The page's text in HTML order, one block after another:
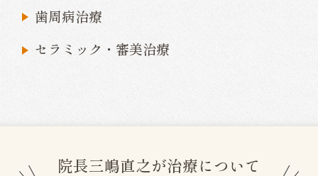
歯周病治療
セラミック・審美治療
院長三嶋直之が治療について